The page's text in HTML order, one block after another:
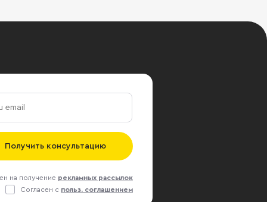
Получить консультацию
на получение рекламных рассылок
Согласен с польз. соглашением